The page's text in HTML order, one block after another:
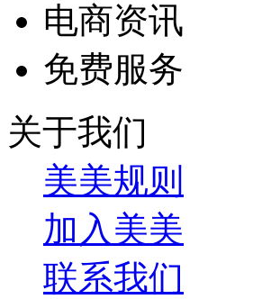
电商资讯
免费服务
关于我们
美美规则
加入美美
联系我们